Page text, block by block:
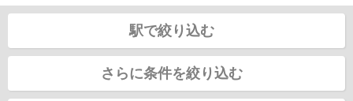
駅で絞り込む
さらに条件を絞り込む